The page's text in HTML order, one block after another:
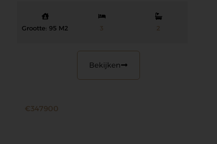
Grootte: 95 M2 3 2
Bekijken
€347900